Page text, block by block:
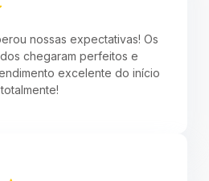
nossas expectativas! Os
chegaram perfeitos e
excelente do início